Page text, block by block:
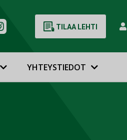
TILAA LEHTI
YHTEYSTIEDOT